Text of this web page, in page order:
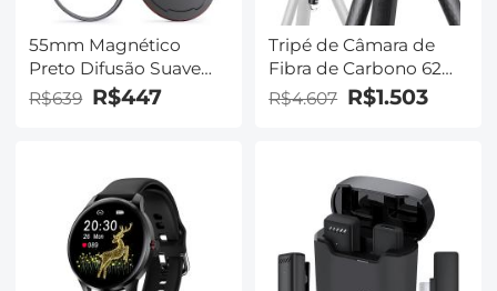
55mm Magnético
Preto Difusão Suave
1/8 Filtro Especial
R$639 R$447
Tripé de Câmara de
Fibra de Carbono 62
polegadas/157cm
com cabeça de esfera
metálica de 40mm
para SLR DSLR
Câmara/Câmara Digital
DSLR, X284C2+BH40
R$4.607 R$1.503